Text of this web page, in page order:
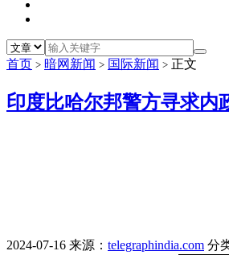
首页 > 暗网新闻 > 国际新闻 > 正文
印度比哈尔邦警方寻求内
2024-07-16 来源： telegraphindia.com 分